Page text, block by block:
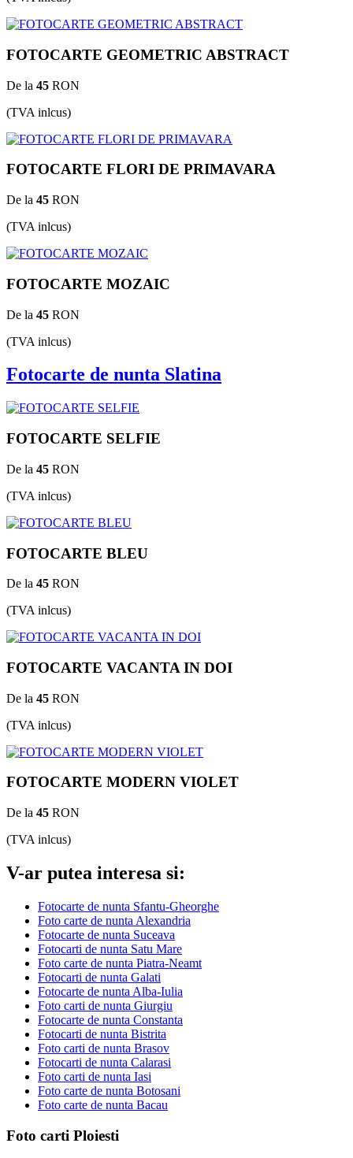
FOTOCARTE GEOMETRIC ABSTRACT
De la 45 RON
(TVA inlcus)
FOTOCARTE FLORI DE PRIMAVARA
De la 45 RON
(TVA inlcus)
FOTOCARTE MOZAIC
De la 45 RON
(TVA inlcus)
Fotocarte de nunta Slatina
FOTOCARTE SELFIE
De la 45 RON
(TVA inlcus)
FOTOCARTE BLEU
De la 45 RON
(TVA inlcus)
FOTOCARTE VACANTA IN DOI
De la 45 RON
(TVA inlcus)
FOTOCARTE MODERN VIOLET
De la 45 RON
(TVA inlcus)
V-ar putea interesa si:
Fotocarte de nunta Sfantu-Gheorghe
Foto carte de nunta Alexandria
Fotocarte de nunta Suceava
Fotocarti de nunta Satu Mare
Foto carte de nunta Piatra-Neamt
Fotocarti de nunta Galati
Fotocarte de nunta Alba-Iulia
Foto carti de nunta Giurgiu
Fotocarte de nunta Constanta
Fotocarti de nunta Bistrita
Foto carti de nunta Brasov
Fotocarti de nunta Calarasi
Foto carti de nunta Iasi
Foto carte de nunta Botosani
Foto carte de nunta Bacau
Foto carti Ploiesti